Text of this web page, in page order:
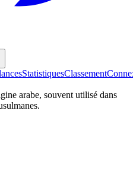
StatistiquesClassement
arabe, souvent utilisé dans